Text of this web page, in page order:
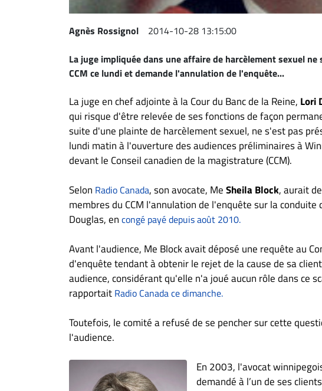
Solutions de
TROUVEZ-
confidentialité
Agnès Rossignol 2014-10-28 13:15:00
La juge impliquée dans une affaire de harcèlement sexuel
CCM ce lundi et demande l'annulation de l'enquête...
La juge en chef adjointe à la Cour du Banc de la Reine, Lori
qui risque d'être relevée de ses fonctions de façon
suite d'une plainte de harcèlement sexuel, ne s'est pas
lundi matin à l'ouverture des audiences préliminaires à
devant le Conseil canadien de la magistrature (CCM).
Selon Radio Canada, son avocate, MeSheila Block, aurait
membres du CCM l'annulation de l'enquête sur la conduite
Douglas, en congé payé depuis août 2010.
Avant l'audience, Me Block avait déposé une requête au
d'enquête tendant à obtenir le rejet de la cause de sa
audience, considérant qu'elle n'a joué aucun rôle dans ce
rapportait Radio Canada ce dimanche.
Toutefois, le comité a refusé de se pencher sur cette
l'audience.
En 2003, l'avocat
demandé à l’un de ses clients